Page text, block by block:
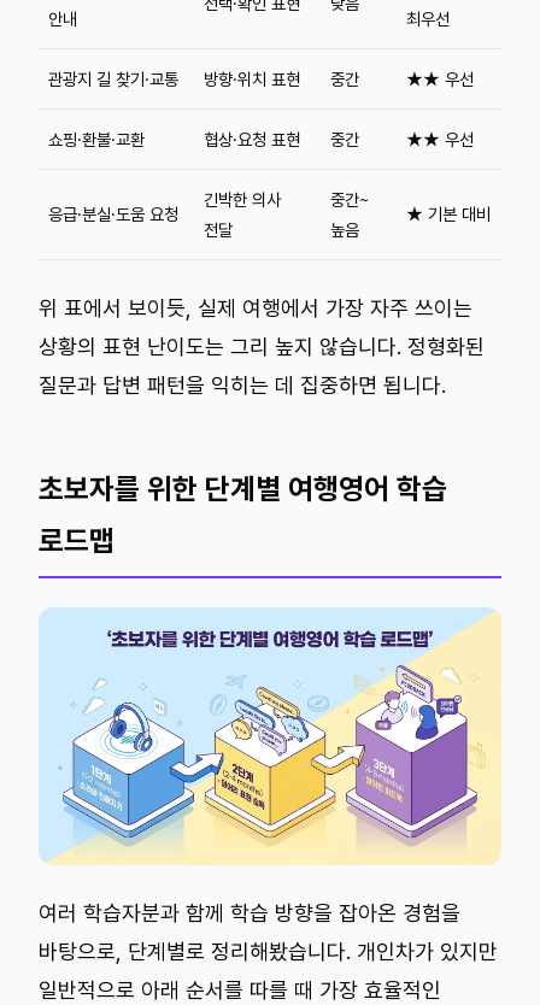
안내 최우선
관광지 길 찾기·교통 방향·위치 표현 중간 ★★ 우선
쇼핑·환불·교환 협상·요청 표현 중간 ★★ 우선
응급·분실·도움 요청
긴박한 의사
전달
중간~
높음
★ 기본 대비
위 표에서 보이듯, 실제 여행에서 가장 자주 쓰이는
상황의 표현 난이도는 그리 높지 않습니다. 정형화된
질문과 답변 패턴을 익히는 데 집중하면 됩니다.
초보자를 위한 단계별 여행영어 학습
로드맵
여러 학습자분과 함께 학습 방향을 잡아온 경험을
바탕으로, 단계별로 정리해봤습니다. 개인차가 있지만
일반적으로 아래 순서를 따를 때 가장 효율적인